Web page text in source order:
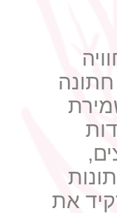
את